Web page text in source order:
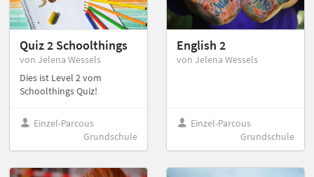
Quiz 2 Schoolthings
von Jelena Wessels
Dies ist Level 2 vom
Schoolthings Quiz!
Einzel-Parcous
Grundschule
English 2
von Jelena Wessels
Einzel-Parcous
Grundschule